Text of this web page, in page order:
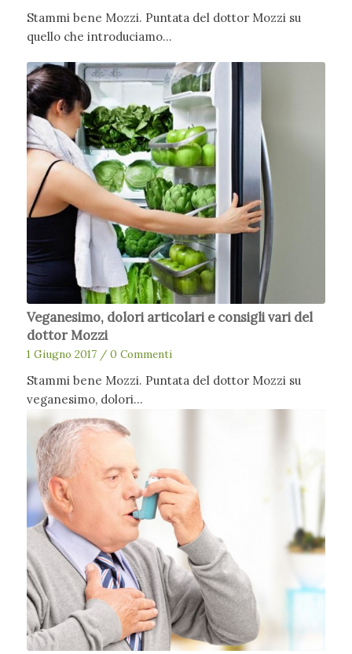
Stammi bene Mozzi. Puntata del dottor Mozzi su
quello che introduciamo…
Veganesimo, dolori articolari e consigli vari del
dottor Mozzi
1 Giugno 2017 / 0 Commenti
Stammi bene Mozzi. Puntata del dottor Mozzi su
veganesimo, dolori…